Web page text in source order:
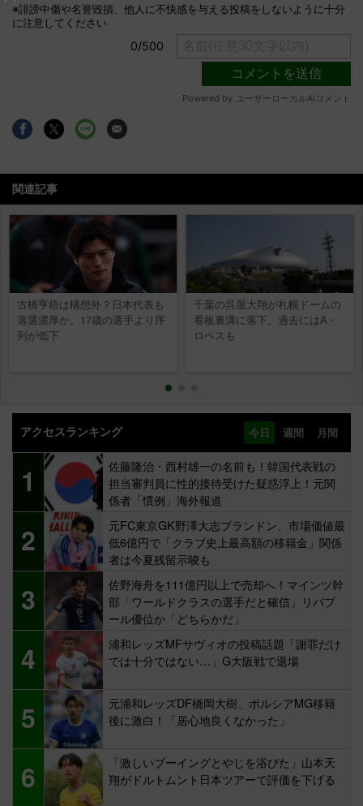
関連記事
古橋亨梧は構想外？日本代表も
落選濃厚か。17歳の選手より序
列が低下
千葉の呉屋大翔が札幌ドームの
看板裏溝に落下。過去にはA・
ロペスも
アクセスランキング 今日 週間 月間
1
佐藤隆治・西村雄一の名前も！韓国代表戦の
担当審判員に性的接待受けた疑惑浮上！元関
係者「慣例」海外報道
2
元FC東京GK野澤大志ブランドン、市場価値最
低6億円で「クラブ史上最高額の移籍金」関係
者は今夏残留示唆も
3
佐野海舟を111億円以上で売却へ！マインツ幹
部「ワールドクラスの選手だと確信」リバプ
ール優位か「どちらかだ」
4
浦和レッズMFサヴィオの投稿話題「謝罪だけ
では十分ではない…」G大阪戦で退場
5
元浦和レッズDF橋岡大樹、ボルシアMG移籍
後に激白！「居心地良くなかった」
6
「激しいブーイングとやじを浴びた」山本天
翔がドルトムント日本ツアーで評価を下げる